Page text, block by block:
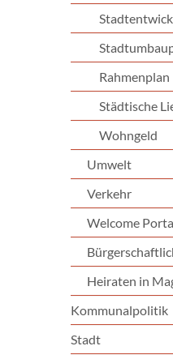
Städtische
Wohngeld
Umwelt
Verkehr
Welcome
Heiraten in
Kommunalpolitik
Stadt